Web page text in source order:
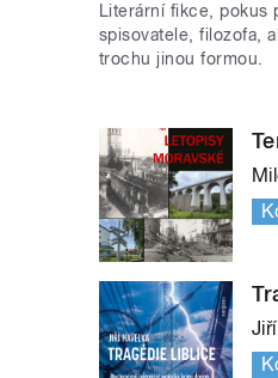
Literární fikce, pokus
spisovatele, filozofa,
trochu jinou formou.